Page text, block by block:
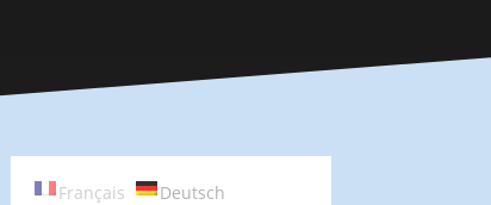
Français Deutsch